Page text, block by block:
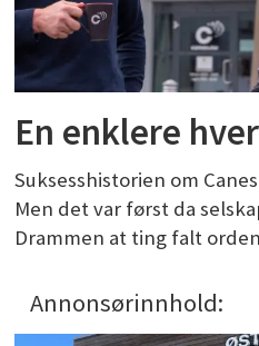
En enklere
Suksesshistorien om
Men det var først da
Drammen at ting falt
Annonsørinnhold: